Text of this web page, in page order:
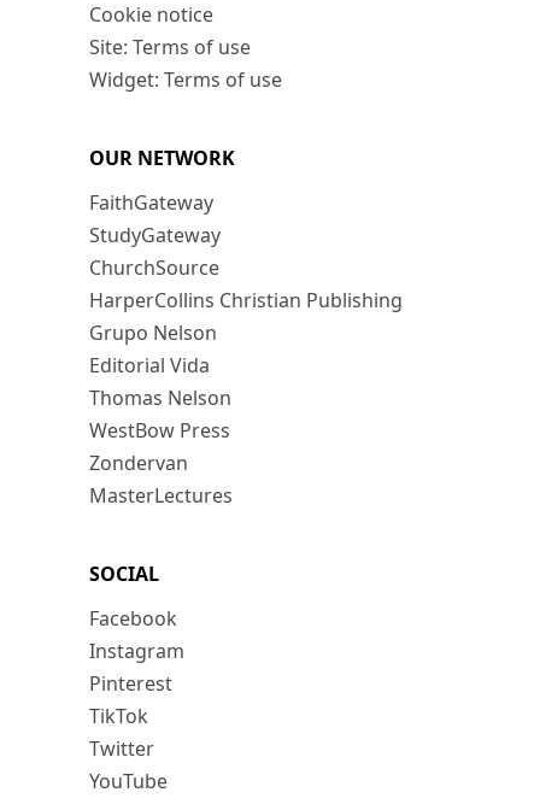
Cookie notice
Site: Terms of use
Widget: Terms of use
OUR NETWORK
FaithGateway
StudyGateway
ChurchSource
HarperCollins Christian Publishing
Grupo Nelson
Editorial Vida
Thomas Nelson
WestBow Press
Zondervan
MasterLectures
SOCIAL
Facebook
Instagram
Pinterest
TikTok
Twitter
YouTube